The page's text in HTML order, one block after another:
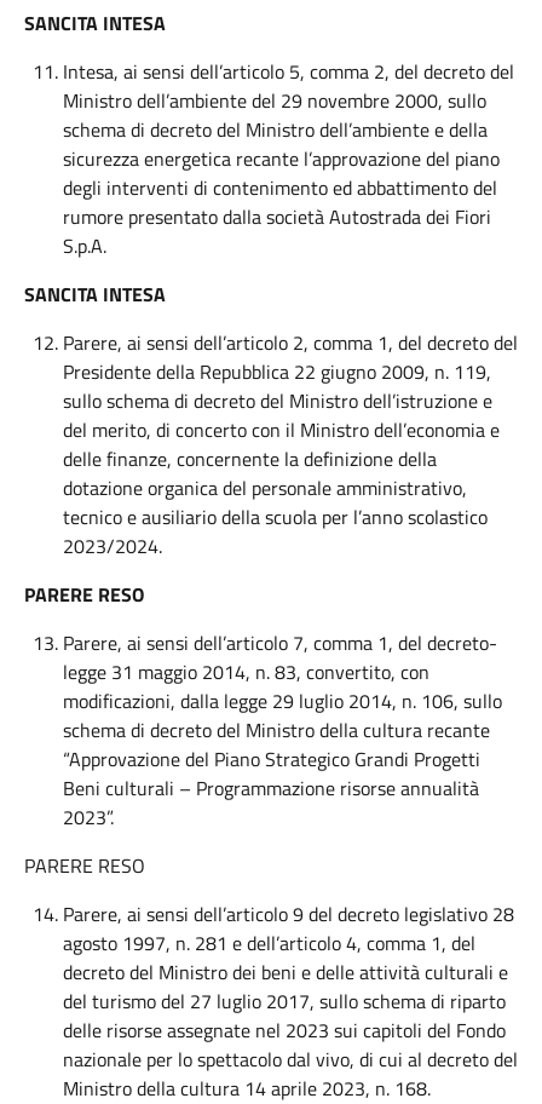
SANCITA INTESA
Intesa, ai sensi dell’articolo 5, comma 2, del decreto del
Ministro dell’ambiente del 29 novembre 2000, sullo
schema di decreto del Ministro dell’ambiente e della
sicurezza energetica recante l’approvazione del piano
degli interventi di contenimento ed abbattimento del
rumore presentato dalla società Autostrada dei Fiori
S.p.A.
SANCITA INTESA
Parere, ai sensi dell’articolo 2, comma 1, del decreto del
Presidente della Repubblica 22 giugno 2009, n. 119,
sullo schema di decreto del Ministro dell’istruzione e
del merito, di concerto con il Ministro dell’economia e
delle finanze, concernente la definizione della
dotazione organica del personale amministrativo,
tecnico e ausiliario della scuola per l’anno scolastico
2023/2024.
PARERE RESO
Parere, ai sensi dell’articolo 7, comma 1, del decreto-
legge 31 maggio 2014, n. 83, convertito, con
modificazioni, dalla legge 29 luglio 2014, n. 106, sullo
schema di decreto del Ministro della cultura recante
“Approvazione del Piano Strategico Grandi Progetti
Beni culturali – Programmazione risorse annualità
2023”.
PARERE RESO
Parere, ai sensi dell’articolo 9 del decreto legislativo 28
agosto 1997, n. 281 e dell’articolo 4, comma 1, del
decreto del Ministro dei beni e delle attività culturali e
del turismo del 27 luglio 2017, sullo schema di riparto
delle risorse assegnate nel 2023 sui capitoli del Fondo
nazionale per lo spettacolo dal vivo, di cui al decreto del
Ministro della cultura 14 aprile 2023, n. 168.